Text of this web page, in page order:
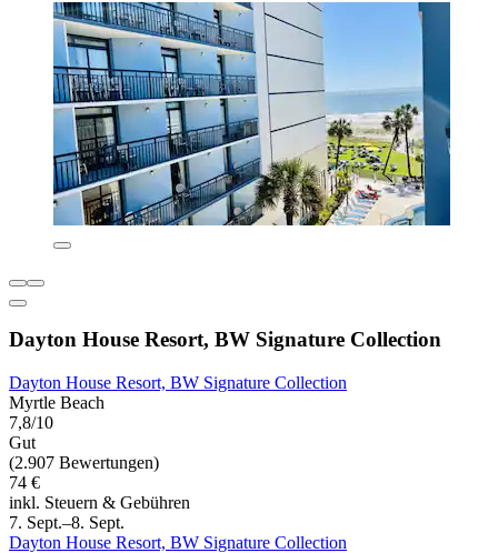
Dayton House Resort, BW Signature Collection
Dayton House Resort, BW Signature Collection
Myrtle Beach
7,8/10
Gut
(2.907 Bewertungen)
74 €
inkl. Steuern & Gebühren
7. Sept.–8. Sept.
Dayton House Resort, BW Signature Collection